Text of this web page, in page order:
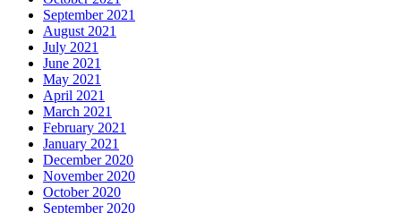
September 2021
August 2021
July 2021
June 2021
May 2021
April 2021
March 2021
February 2021
January 2021
December 2020
November 2020
October 2020
September 2020